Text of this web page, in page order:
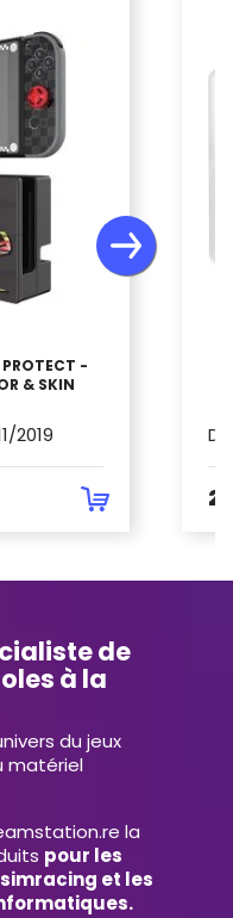
-
& SKIN
2019
de
à la
du jeux
matériel
la
pour les
et les